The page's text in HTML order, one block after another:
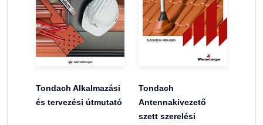
Tondach Alkalmazási
és tervezési útmutató
Tondach
Antennakivezető
szett szerelési